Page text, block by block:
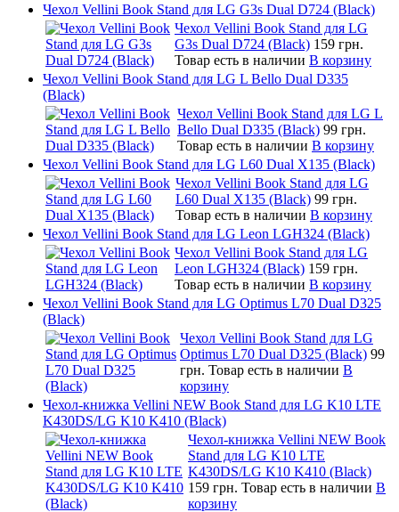
Чехол Vellini Book Stand для LG G3s Dual D724 (Black)
Чехол Vellini Book Stand для LG
G3s Dual D724 (Black) 159 грн.
Товар есть в наличии В корзину
Чехол Vellini Book Stand для LG L Bello Dual D335
(Black)
Чехол Vellini Book Stand для LG L
Bello Dual D335 (Black) 99 грн.
Товар есть в наличии В корзину
Чехол Vellini Book Stand для LG L60 Dual X135 (Black)
Чехол Vellini Book Stand для LG
L60 Dual X135 (Black) 99 грн.
Товар есть в наличии В корзину
Чехол Vellini Book Stand для LG Leon LGH324 (Black)
Чехол Vellini Book Stand для LG
Leon LGH324 (Black) 159 грн.
Товар есть в наличии В корзину
Чехол Vellini Book Stand для LG Optimus L70 Dual D325
(Black)
Чехол Vellini Book Stand для LG
Optimus L70 Dual D325 (Black) 99
грн. Товар есть в наличии В
корзину
Чехол-книжка Vellini NEW Book Stand для LG K10 LTE
K430DS/LG K10 K410 (Black)
Чехол-книжка Vellini NEW Book
Stand для LG K10 LTE
K430DS/LG K10 K410 (Black)
159 грн. Товар есть в наличии В
корзину